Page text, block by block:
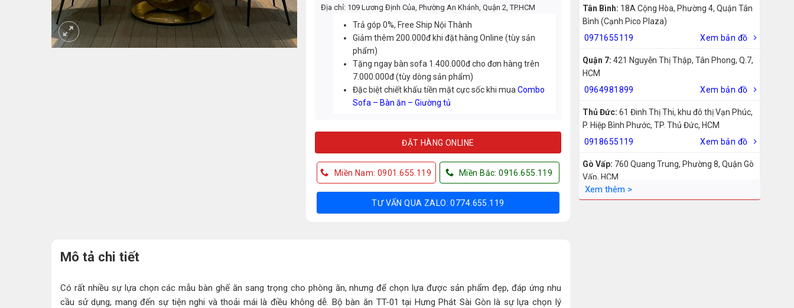
Tân Bình: 18A Cộng Hòa, Phường 4, Quận Tân
Bình (Cạnh Pico Plaza)
0971655119
Xem bản đồ
Quận 7: 421 Nguyễn Thị Thập, Tân Phong, Q.7,
HCM
0964981899
Xem bản đồ
Thủ Đức: 61 Đinh Thị Thi, khu đô thị Vạn Phúc,
P. Hiệp Bình Phước, TP. Thủ Đức, HCM
0918655119
Xem bản đồ
Gò Vấp: 760 Quang Trung, Phường 8, Quận Gò
Vấp, HCM
0942755119
Địa chỉ: 109 Lương Định Của, Phường An Khánh, Quận 2, TP.HCM
Trả góp 0%, Free Ship Nội Thành
Giảm thêm 200.000đ khi đặt hàng Online (tùy sản
phẩm)
Tặng ngay bàn sofa 1.400.000đ cho đơn hàng trên
7.000.000đ (tùy dòng sản phẩm)
Đặc biệt chiết khấu tiền mặt cực sốc khi muaCombo
Sofa – Bàn ăn – Giường tủ
ĐẶT HÀNG ONLINE
Miền Nam: 0901.655.119 Miền Bắc: 0916.655.119
TƯ VẤN QUA ZALO: 0774.655.119
Mô tả chi tiết
Có rất nhiều sự lựa chọn các mẫu bàn ghế ăn sang trọng cho phòng ăn, nhưng để chọn lựa được sản phẩm đẹp, đáp ứng nhu
cầu sử dụng, mang đến sự tiện nghi và thoải mái là điều không dễ. Bộ bàn ăn TT-01 tại Hưng Phát Sài Gòn là sự lựa chọn lý